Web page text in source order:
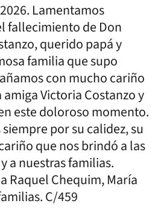
Lamentamos
fallecimiento de Don
querido papá y
familia que supo
con mucho cariño
Victoria Costanzo y
este doloroso momento.
por su calidez, su
que nos brindó a las
a nuestras familias.
Raquel Chequim, María
C/459